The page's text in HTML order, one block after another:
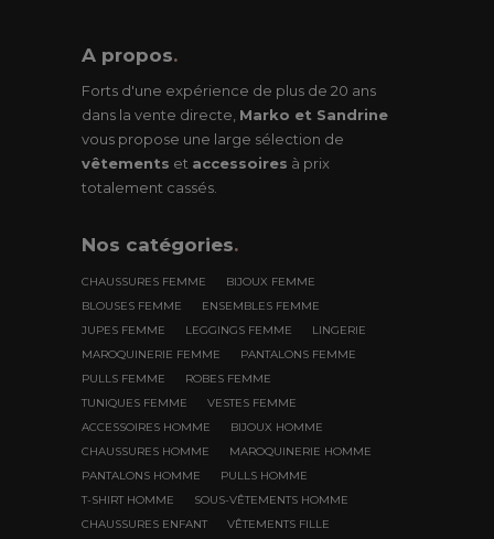
A propos.
Forts d'une expérience de plus de 20 ans
dans la vente directe, Marko et Sandrine
vous propose une large sélection de
vêtements et accessoires à prix
totalement cassés.
Nos catégories.
CHAUSSURES FEMME
BIJOUX FEMME
BLOUSES FEMME
ENSEMBLES FEMME
JUPES FEMME
LEGGINGS FEMME
LINGERIE
MAROQUINERIE FEMME
PANTALONS FEMME
PULLS FEMME
ROBES FEMME
TUNIQUES FEMME
VESTES FEMME
ACCESSOIRES HOMME
BIJOUX HOMME
CHAUSSURES HOMME
MAROQUINERIE HOMME
PANTALONS HOMME
PULLS HOMME
T-SHIRT HOMME
SOUS-VÊTEMENTS HOMME
CHAUSSURES ENFANT
VÊTEMENTS FILLE